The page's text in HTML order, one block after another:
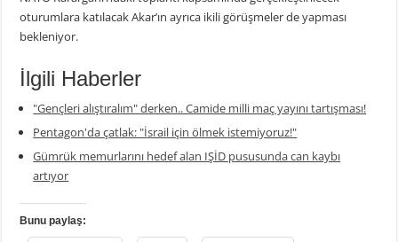
oturumlara katılacak Akar’ın ayrıca ikili görüşmeler de yapması
bekleniyor.
İlgili Haberler
"Gençleri alıştıralım" derken.. Camide milli maç yayını tartışması!
Pentagon'da çatlak: "İsrail için ölmek istemiyoruz!"
Gümrük memurlarını hedef alan IŞİD pususunda can kaybı
artıyor
Bunu paylaş: